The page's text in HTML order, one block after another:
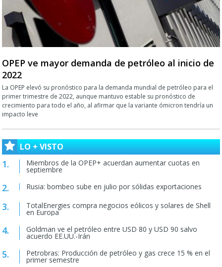
OPEP ve mayor demanda de petróleo al inicio de
2022
La OPEP elevó su pronóstico para la demanda mundial de petróleo para el
primer trimestre de 2022, aunque mantuvo estable su pronóstico de
crecimiento para todo el año, al afirmar que la variante ómicron tendría un
impacto leve
LO + VISTO
Miembros de la OPEP+ acuerdan aumentar cuotas en
septiembre
Rusia: bombeo sube en julio por sólidas exportaciones
TotalEnergies compra negocios eólicos y solares de Shell
en Europa
Goldman ve el petróleo entre USD 80 y USD 90 salvo
acuerdo EE.UU.-Irán
Petrobras: Producción de petróleo y gas crece 15 % en el
primer semestre